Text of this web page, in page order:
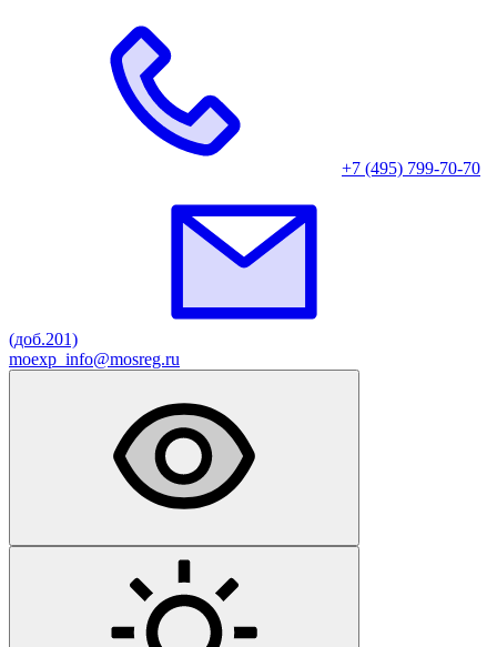
+7 (495) 799-70-70
(доб.201)
moexp_info@mosreg.ru